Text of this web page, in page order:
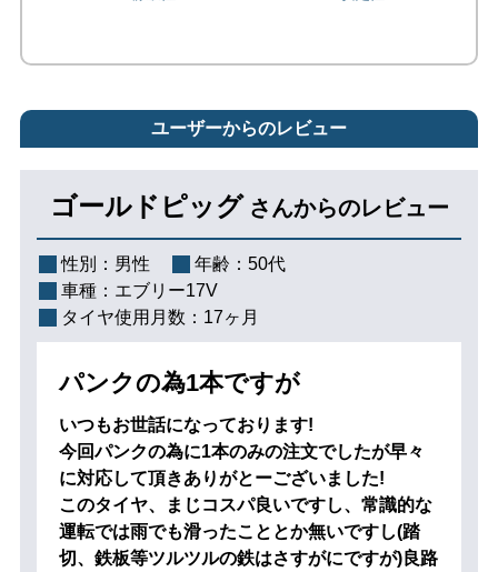
ユーザーからのレビュー
ゴールドピッグ さんからのレビュー
性別： 男性 年齢： 50代
車種： エブリー17V
タイヤ使用月数： 17ヶ月
パンクの為1本ですが
いつもお世話になっております!
今回パンクの為に1本のみの注文でしたが早々
に対応して頂きありがとーございました!
このタイヤ、まじコスパ良いですし、常識的な
運転では雨でも滑ったこととか無いですし(踏
切、鉄板等ツルツルの鉄はさすがにですが)良路